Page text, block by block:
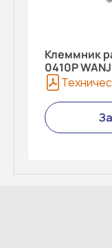
Клеммник
0410P